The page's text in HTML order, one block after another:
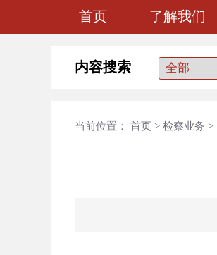
首页 了解我们
内容搜索
当前位置： 首页 > 检察业务 >